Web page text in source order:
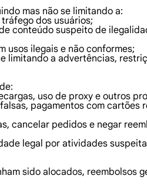
mas não se limitando a:
dos usuários;
conteúdo suspeito de
usos ilegais e não conformes;
a advertências,
uso de proxy e outros
pagamentos com
cancelar pedidos e negar
legal por atividades
sido alocados, reembolsos